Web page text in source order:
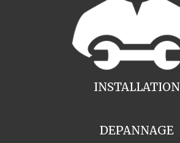
INSTALLATION
DEPANNAGE